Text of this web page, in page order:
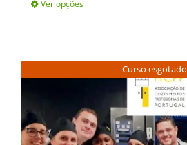
Ver opções
has
variants.
The
Curso esgotado